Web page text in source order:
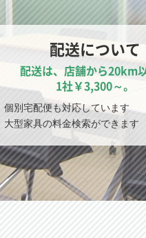
配送について
配送は、店舗から20km
1社￥3,300～。
個別宅配便も対応しています
大型家具の料金検索ができます